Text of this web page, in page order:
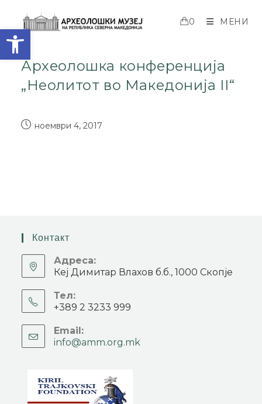
Open toolbar
0 МЕНИ
Археолошка конференција
„Неолитот во Македонија II“
ноември 4, 2017
Контакт
Адреса:
Кеј Димитар Влахов б.б., 1000 Скопје
Тел:
+389 2 3233 999
Email:
info@amm.org.mk